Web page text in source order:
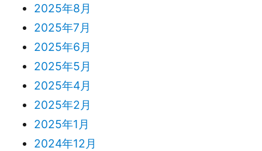
2025年8月
2025年7月
2025年6月
2025年5月
2025年4月
2025年2月
2025年1月
2024年12月